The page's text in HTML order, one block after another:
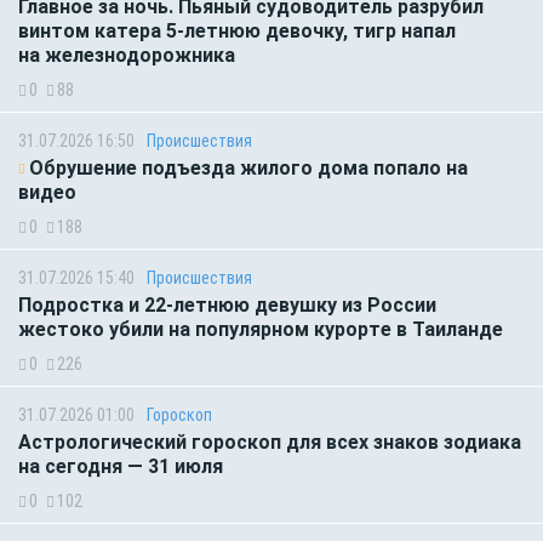
Главное за ночь. Пьяный судоводитель разрубил
винтом катера 5-летнюю девочку, тигр напал
на железнодорожника
0 88
31.07.2026 16:50 Происшествия
Обрушение подъезда жилого дома попало на
видео
0 188
31.07.2026 15:40 Происшествия
Подростка и 22-летнюю девушку из России
жестоко убили на популярном курорте в Таиланде
0 226
31.07.2026 01:00 Гороскоп
Астрологический гороскоп для всех знаков зодиака
на сегодня — 31 июля
0 102